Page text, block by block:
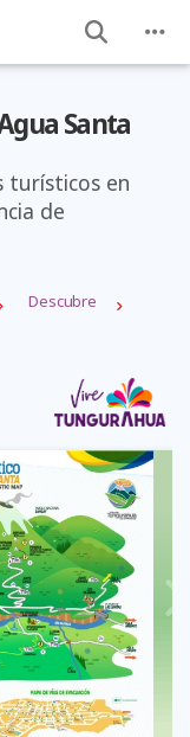
Santa
turísticos en
de
Descubre